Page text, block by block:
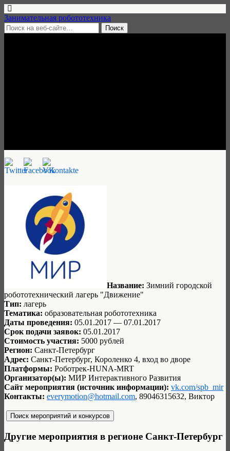
Занимательная робототехника
Название: Зимний городской
робототехнический лагерь "Движение"
Тип: лагерь
Тематика: образовательная робототехника
Даты проведения: 05.01.2017 — 07.01.2017
Срок подачи заявок: 05.01.2017
Стоимость участия: 5000 рублей
Регион: Санкт-Петербург
Адрес: Санкт-Петербург, Короленко 4, вход во дворе
Платформы: Роботрек-HUNA-MRT
Организатор(ы): МИР Интерактивного Развития
Сайт мероприятия (источник информации): vk.com/spb_mir
Контакты: everymotion@hotmail.com, 89046315632, Виктор
Другие мероприятия в регионе Санкт-Петербург